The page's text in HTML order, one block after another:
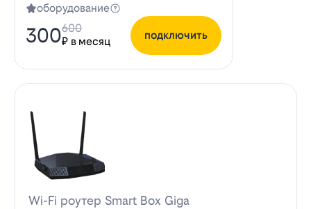
оборудование
300₽ в месяц
600
подключить
Wi-Fi роутер Smart Box Giga